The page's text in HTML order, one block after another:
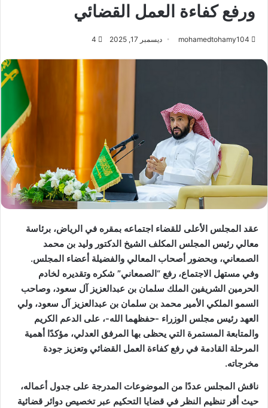
ورفع كفاءة العمل القضائي
mohamedtohamy104 ديسمبر 17, 2025 4
عقد المجلس الأعلى للقضاء اجتماعه بمقره في الرياض، برئاسة
معالي رئيس المجلس المكلف الشيخ الدكتور وليد بن محمد
الصمعاني، وبحضور أصحاب المعالي والفضيلة أعضاء المجلس.
وفي مستهل الاجتماع، رفع “الصمعاني” شكره وتقديره لخادم
الحرمين الشريفين الملك سلمان بن عبدالعزيز آل سعود، وصاحب
السمو الملكي الأمير محمد بن سلمان بن عبدالعزيز آل سعود، ولي
العهد رئيس مجلس الوزراء -حفظهما الله-، على الدعم الكريم
والمتابعة المستمرة التي يحظى بها المرفق العدلي، مؤكدًا أهمية
المرحلة القادمة في رفع كفاءة العمل القضائي وتعزيز جودة
مخرجاته.
ناقش المجلس عددًا من الموضوعات المدرجة على جدول أعماله،
حيث أقر تنظيم النظر في قضايا التحكيم عبر تخصيص دوائر قضائية